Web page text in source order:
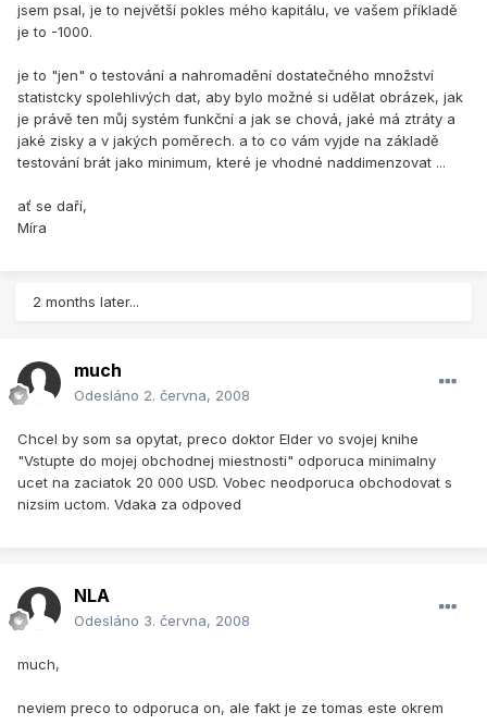
jsem psal, je to největší pokles mého kapitálu, ve vašem příkladě
je to -1000.
je to "jen" o testování a nahromadění dostatečného množství
statistcky spolehlivých dat, aby bylo možné si udělat obrázek, jak
je právě ten můj systém funkční a jak se chová, jaké má ztráty a
jaké zisky a v jakých poměrech. a to co vám vyjde na základě
testování brát jako minimum, které je vhodné naddimenzovat ...
ať se daří,
Míra
2 months later...
much
Odesláno 2. června, 2008
Chcel by som sa opytat, preco doktor Elder vo svojej knihe
"Vstupte do mojej obchodnej miestnosti" odporuca minimalny
ucet na zaciatok 20 000 USD. Vobec neodporuca obchodovat s
nizsim uctom. Vdaka za odpoved
NLA
Odesláno 3. června, 2008
much,
neviem preco to odporuca on, ale fakt je ze tomas este okrem